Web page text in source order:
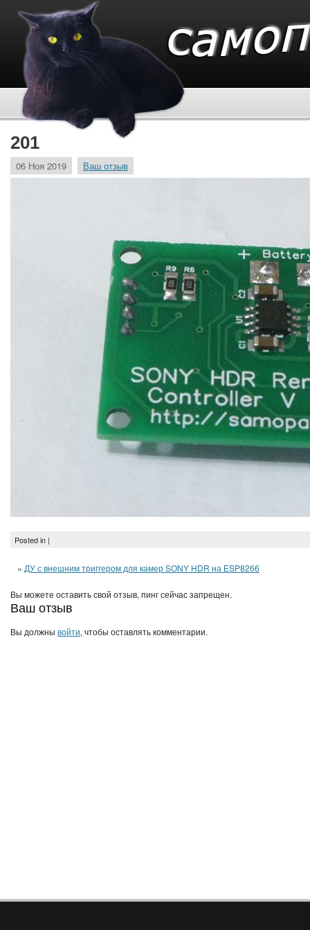
201
06 Ноя 2019 Ваш отзыв
Posted in |
« ДУ с внешним триггером для камер SONY HDR на ESP8266
Вы можете оставить свой отзыв, пинг сейчас запрещен.
Ваш отзыв
Вы должны войти, чтобы оставлять комментарии.